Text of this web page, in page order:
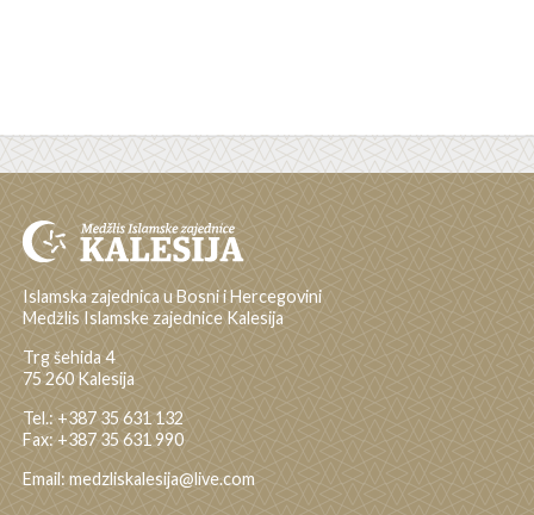
Islamska zajednica u Bosni i Hercegovini
Medžlis Islamske zajednice Kalesija
Trg šehida 4
75 260 Kalesija
Tel.: +387 35 631 132
Fax: +387 35 631 990
Email: medzliskalesija@live.com